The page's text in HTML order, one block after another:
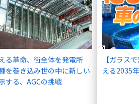
る革命、街全体を発電所
を巻き込み世の中に新しい
する、AGCの挑戦
【ガラス
える2035